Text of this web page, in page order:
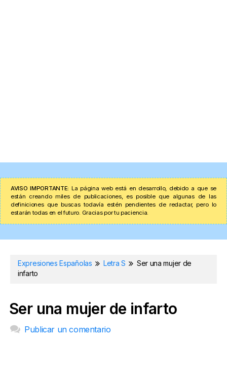
AVISO IMPORTANTE: La página web está en desarrollo, debido a que se
están creando miles de publicaciones, es posible que algunas de las
definiciones que buscas todavía estén pendientes de redactar, pero lo
estarán todas en el futuro. Gracias por tu paciencia.
Expresiones Españolas Letra S
Ser una mujer de
infarto
Ser una mujer de infarto
Publicar un comentario